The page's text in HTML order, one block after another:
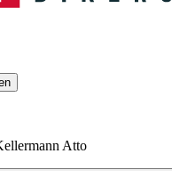
Atto